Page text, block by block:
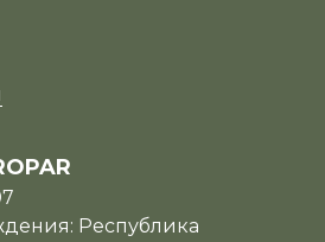
Республика